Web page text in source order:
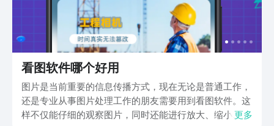
看图软件哪个好用
图片是当前重要的信息传播方式，现在无论是普通工作，
还是专业从事图片处理工作的朋友需要用到看图软件。这
样不仅能仔细的观察图片，同时还能进行放大、缩小、旋
更多